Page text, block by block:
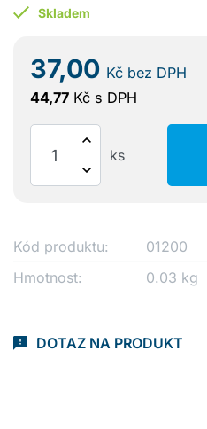
Skladem
37,00 Kč bez DPH
44,77 Kč s DPH
ks
DOTAZ NA PRODUKT
Kód produktu:
01200
Hmotnost:
0.03 kg